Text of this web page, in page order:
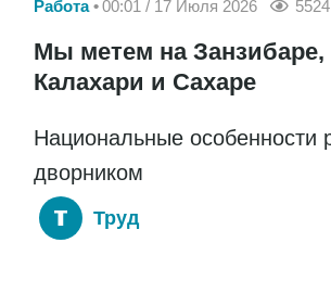
Работа 00:01 / 17 Июля 2026 5524
Мы метем на Занзибаре,
Калахари и Сахаре
Национальные особенности
дворником
Труд